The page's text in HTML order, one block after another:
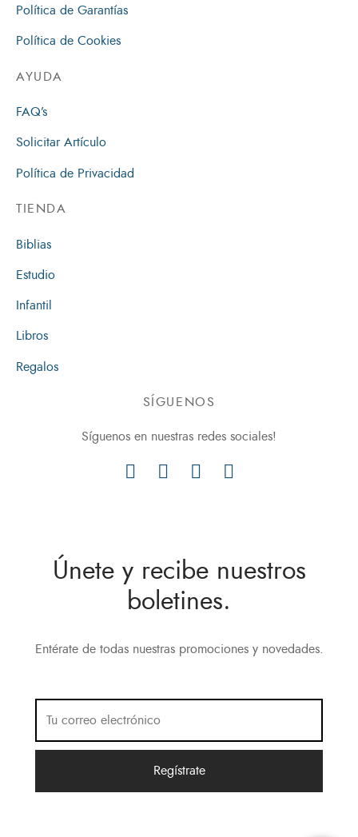
Política de Garantías
Política de Cookies
AYUDA
FAQ’s
Solicitar Artículo
Política de Privacidad
TIENDA
Biblias
Estudio
Infantil
Libros
Regalos
SÍGUENOS
Síguenos en nuestras redes sociales!
Únete y recibe nuestros
boletines.
Entérate de todas nuestras promociones y novedades.